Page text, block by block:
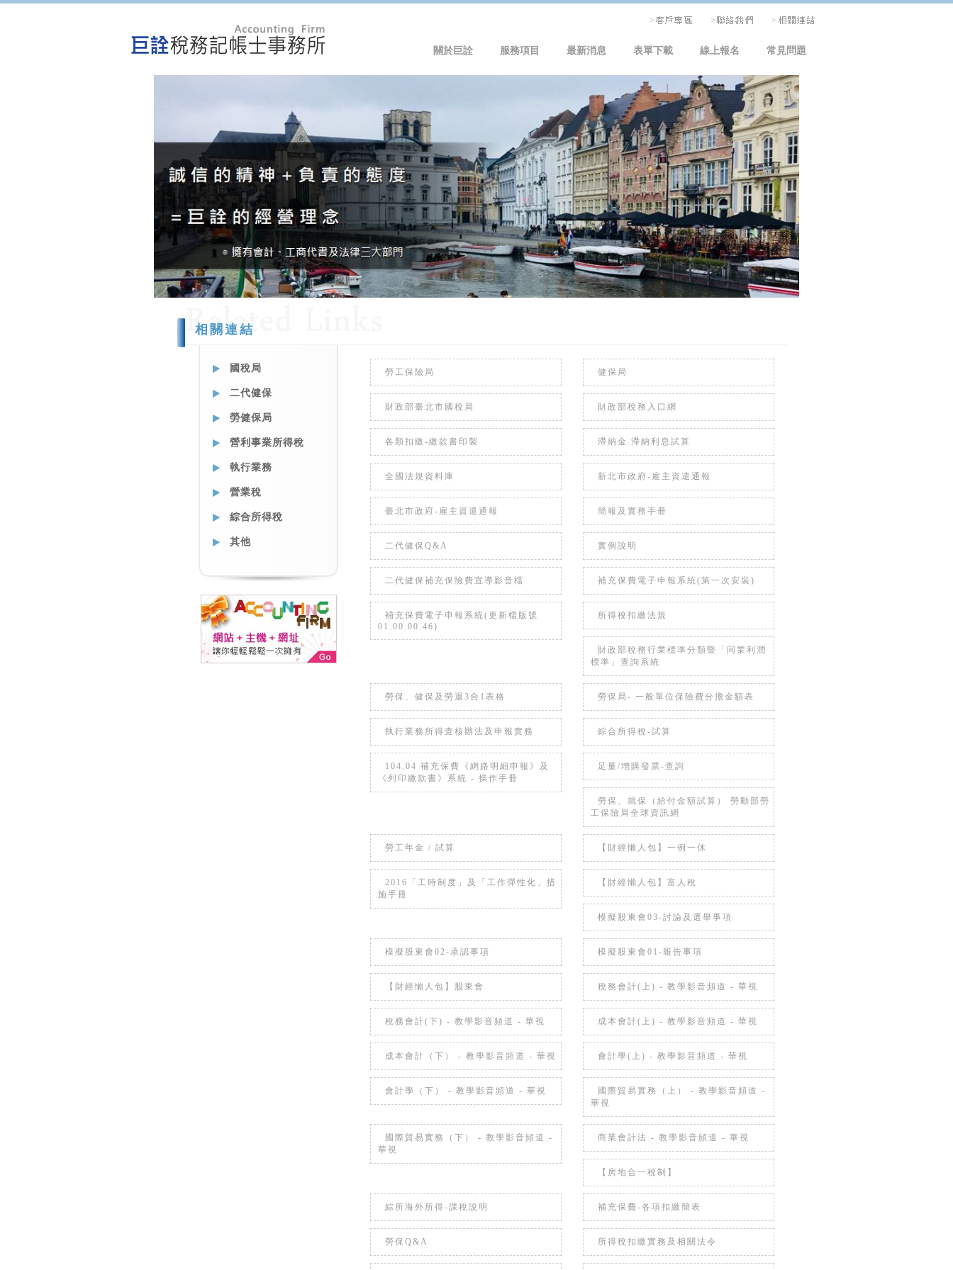
關於巨詮 服務項目 最新消息 表單下載 線上報名 常見問題
相關連結
國稅局
二代健保
勞健保局
營利事業所得稅
執行業務
營業稅
綜合所得稅
其他
勞工保險局 健保局
財政部臺北市國稅局 財政部稅務入口網
各類扣繳-繳款書印製 滯納金.滯納利息試算
全國法規資料庫 新北市政府-雇主資遣通報
臺北市政府-雇主資遣通報 簡報及實務手冊
二代健保Q&A 實例說明
二代健保補充保險費宣導影音檔 補充保費電子申報系統(第一次安裝)
補充保費電子申報系統(更新檔版號
01.00.00.46)
所得稅扣繳法規
財政部稅務行業標準分類暨「同業利潤
標準」查詢系統
勞保、健保及勞退3合1表格 勞保局- 一般單位保險費分擔金額表
執行業務所得查核辦法及申報實務 綜合所得稅-試算
104.04 補充保費《網路明細申報》及
《列印繳款書》系統 - 操作手冊
足量/增購發票-查詢
勞保、就保（給付金額試算） 勞動部勞
工保險局全球資訊網
勞工年金 / 試算 【財經懶人包】一例一休
2016「工時制度」及「工作彈性化」措
施手冊
【財經懶人包】富人稅
模擬股東會03-討論及選舉事項
模擬股東會02-承認事項 模擬股東會01-報告事項
【財經懶人包】股東會 稅務會計(上) - 教學影音頻道 - 華視
稅務會計(下) - 教學影音頻道 - 華視 成本會計(上) - 教學影音頻道 - 華視
成本會計（下） - 教學影音頻道 - 華視 會計學(上) - 教學影音頻道 - 華視
會計學（下） - 教學影音頻道 - 華視
國際貿易實務（上） - 教學影音頻道 -
華視
國際貿易實務（下） - 教學影音頻道 -
華視
商業會計法 - 教學影音頻道 - 華視
【房地合一稅制】
綜所海外所得-課稅說明 補充保費-各項扣繳簡表
勞保Q&A 所得稅扣繳實務及相關法令